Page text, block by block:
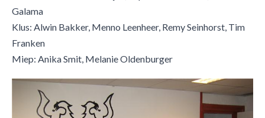
Galama
Klus: Alwin Bakker, Menno Leenheer, Remy Seinhorst, Tim
Franken
Miep: Anika Smit, Melanie Oldenburger